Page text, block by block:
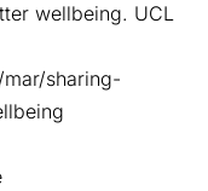
wellbeing. UCL
sharing-